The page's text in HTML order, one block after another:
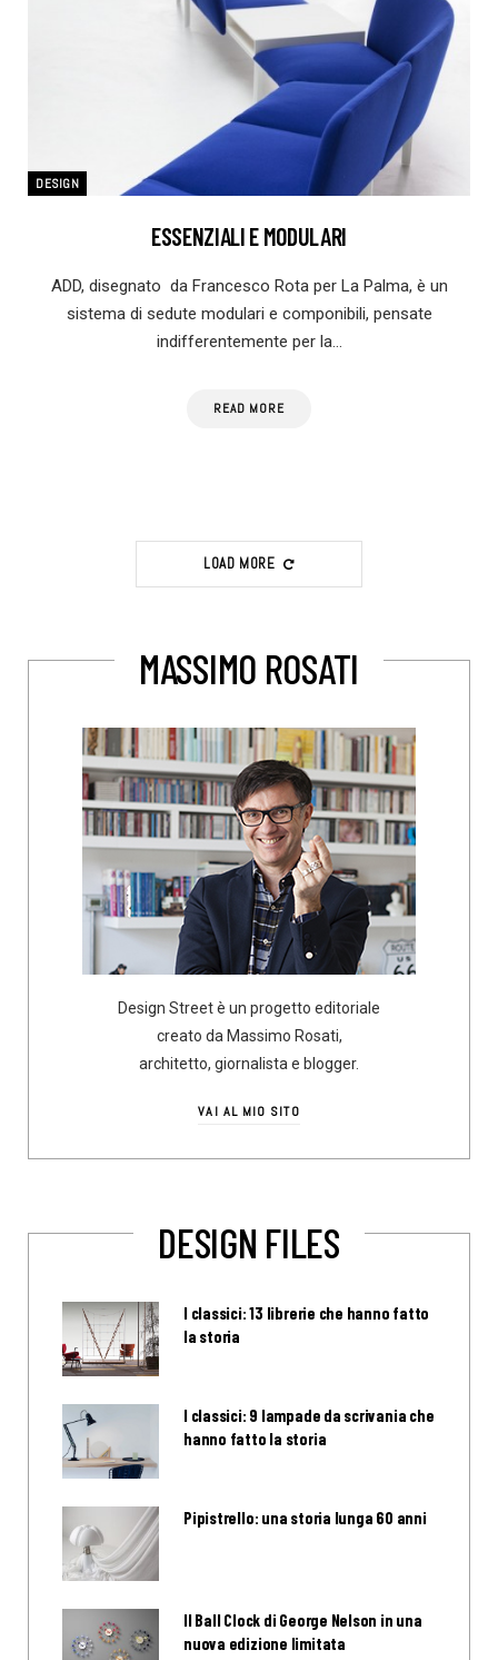
DESIGN
ESSENZIALI E MODULARI
ADD, disegnato da Francesco Rota per La Palma, è un
sistema di sedute modulari e componibili, pensate
indifferentemente per la…
READ MORE
LOAD MORE
MASSIMO ROSATI
Design Street è un progetto editoriale
creato da Massimo Rosati,
architetto, giornalista e blogger.
VAI AL MIO SITO
DESIGN FILES
I classici: 13 librerie che hanno fatto
la storia
I classici: 9 lampade da scrivania che
hanno fatto la storia
Pipistrello: una storia lunga 60 anni
Il Ball Clock di George Nelson in una
nuova edizione limitata